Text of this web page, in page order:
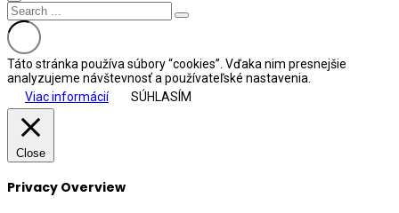
Táto stránka používa súbory “cookies”. Vďaka nim presnejšie
analyzujeme návštevnosť a používateľské nastavenia.
Viac informácií
SÚHLASÍM
Close
Privacy Overview